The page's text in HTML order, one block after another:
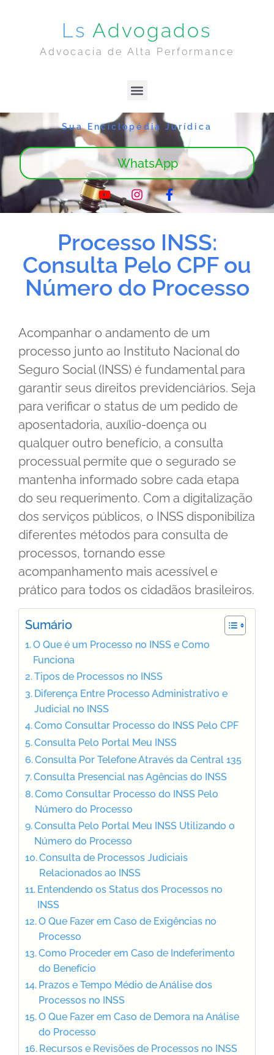
Ls Advogados
Advocacia de Alta Performance
Sua Enciclopédia Jurídica
WhatsApp
Processo INSS:
Consulta Pelo CPF ou
Número do Processo
Acompanhar o andamento de um
processo junto ao Instituto Nacional do
Seguro Social (INSS) é fundamental para
garantir seus direitos previdenciários. Seja
para verificar o status de um pedido de
aposentadoria, auxílio-doença ou
qualquer outro benefício, a consulta
processual permite que o segurado se
mantenha informado sobre cada etapa
do seu requerimento. Com a digitalização
dos serviços públicos, o INSS disponibiliza
diferentes métodos para consulta de
processos, tornando esse
acompanhamento mais acessível e
prático para todos os cidadãos brasileiros.
Sumário
O Que é um Processo no INSS e Como
Funciona
Tipos de Processos no INSS
Diferença Entre Processo Administrativo e
Judicial no INSS
Como Consultar Processo do INSS Pelo CPF
Consulta Pelo Portal Meu INSS
Consulta Por Telefone Através da Central 135
Consulta Presencial nas Agências do INSS
Como Consultar Processo do INSS Pelo
Número do Processo
Consulta Pelo Portal Meu INSS Utilizando o
Número do Processo
Consulta de Processos Judiciais
Relacionados ao INSS
Entendendo os Status dos Processos no
INSS
O Que Fazer em Caso de Exigências no
Processo
Como Proceder em Caso de Indeferimento
do Benefício
Prazos e Tempo Médio de Análise dos
Processos no INSS
O Que Fazer em Caso de Demora na Análise
do Processo
Recursos e Revisões de Processos no INSS